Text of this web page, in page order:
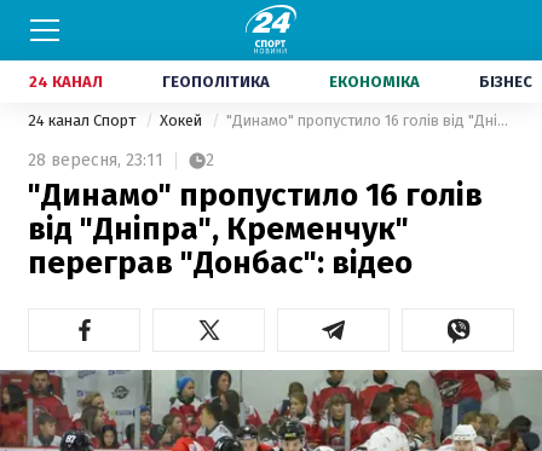
24 КАНАЛ ГЕОПОЛІТИКА ЕКОНОМІКА БІЗНЕС
24 канал Спорт Хокей "Динамо" пропустило 16 голів від "Дніпра", Кременчук" переграв "Донбас": відео
28 вересня, 23:11 2
"Динамо" пропустило 16 голів
від "Дніпра", Кременчук"
переграв "Донбас": відео